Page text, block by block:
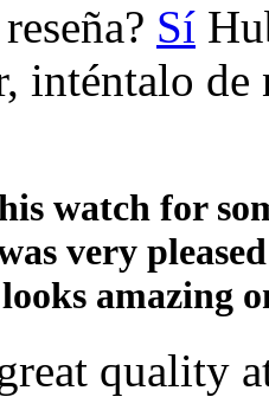
Sí
inténtalo de
watch for
very
amazing
quality